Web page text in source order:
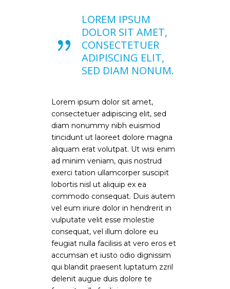
LOREM IPSUM
DOLOR SIT AMET,
CONSECTETUER
ADIPISCING ELIT,
SED DIAM NONUM.
Lorem ipsum dolor sit amet,
consectetuer adipiscing elit, sed
diam nonummy nibh euismod
tincidunt ut laoreet dolore magna
aliquam erat volutpat. Ut wisi enim
ad minim veniam, quis nostrud
exerci tation ullamcorper suscipit
lobortis nisl ut aliquip ex ea
commodo consequat. Duis autem
vel eum iriure dolor in hendrerit in
vulputate velit esse molestie
consequat, vel illum dolore eu
feugiat nulla facilisis at vero eros et
accumsan et iusto odio dignissim
qui blandit praesent luptatum zzril
delenit augue duis dolore te